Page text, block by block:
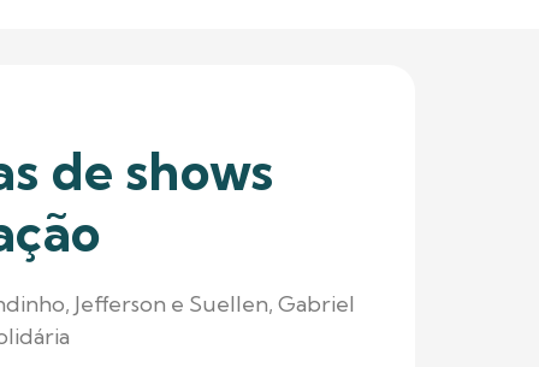
de shows
Jefferson e Suellen, Gabriel